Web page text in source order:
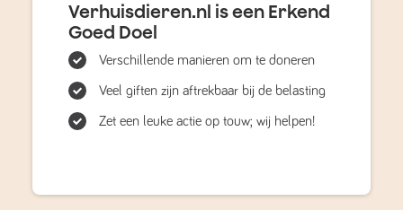
Verhuisdieren.nl is een Erkend
Goed Doel
Verschillende manieren om te doneren
Veel giften zijn aftrekbaar bij de belasting
Zet een leuke actie op touw; wij helpen!